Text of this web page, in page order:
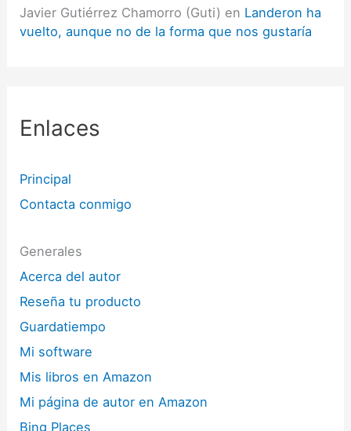
Javier Gutiérrez Chamorro (Guti) en Landeron ha
vuelto, aunque no de la forma que nos gustaría
Enlaces
Principal
Contacta conmigo
Generales
Acerca del autor
Reseña tu producto
Guardatiempo
Mi software
Mis libros en Amazon
Mi página de autor en Amazon
Bing Places